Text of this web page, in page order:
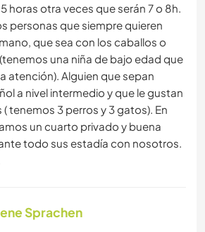
horas otra veces que serán 7 o 8h.
personas que siempre quieren
que sea con los caballos o
una niña de bajo edad que
atención). Alguien que sepan
a nivel intermedio y que le gustan
( tenemos 3 perros y 3 gatos). En
un cuarto privado y buena
todo sus estadía con nosotros.
Sprachen